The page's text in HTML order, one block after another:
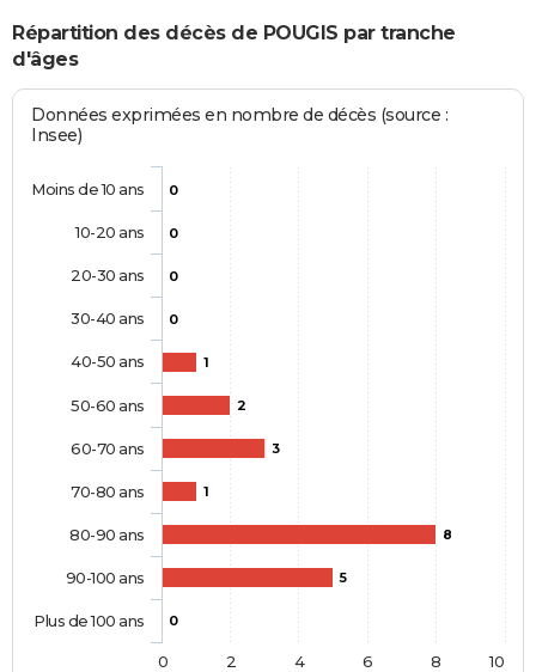
Répartition des décès de POUGIS par tranche
d'âges
Données exprimées en nombre de décès (source :
Insee)
0
0
0
0
1
2
3
1
8
5
0
Moins de 10 ans
10-20 ans
20-30 ans
30-40 ans
40-50 ans
50-60 ans
60-70 ans
70-80 ans
80-90 ans
90-100 ans
Plus de 100 ans
0 2 4 6 8 10